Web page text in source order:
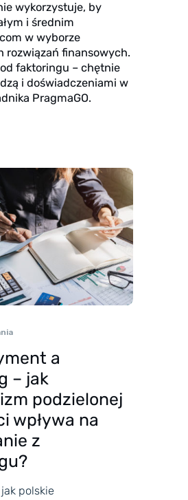
wykorzystuje, by
i średnim
w wyborze
rozwiązań finansowych.
faktoringu – chętnie
i doświadczeniami w
PragmaGO.
a
– jak
podzielonej
wpływa na
z
polskie